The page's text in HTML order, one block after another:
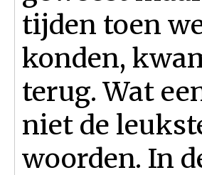
tijden toen
konden,
terug. Wat
niet de
woorden. In